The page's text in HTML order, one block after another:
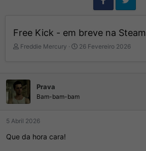
Free Kick - em breve na Steam
I
i
a
d
r
o
Freddie Mercury
D
I
26 Fevereiro 2026
Prava
Bam-bam-bam
5 Abril 2026
Que da hora cara!